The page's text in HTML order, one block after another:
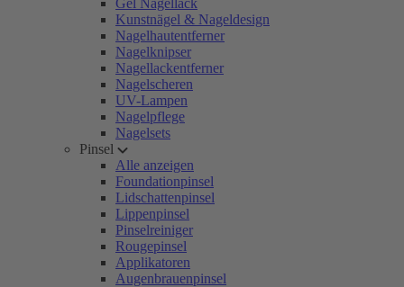
Gel Nagellack
Kunstnägel & Nageldesign
Nagelhautentferner
Nagelknipser
Nagellackentferner
Nagelscheren
UV-Lampen
Nagelpflege
Nagelsets
Pinsel
Alle anzeigen
Foundationpinsel
Lidschattenpinsel
Lippenpinsel
Pinselreiniger
Rougepinsel
Applikatoren
Augenbrauenpinsel